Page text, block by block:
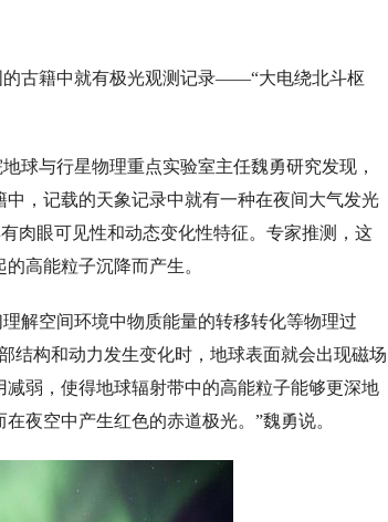
古籍中就有极光观测记录——“大电绕北斗枢
球与行星物理重点实验室主任魏勇研究发现，
，记载的天象记录中就有一种在夜间大气发光
肉眼可见性和动态变化性特征。专家推测，这
高能粒子沉降而产生。
解空间环境中物质能量的转移转化等物理过
结构和动力发生变化时，地球表面就会出现磁场
弱，使得地球辐射带中的高能粒子能够更深地
夜空中产生红色的赤道极光。”魏勇说。